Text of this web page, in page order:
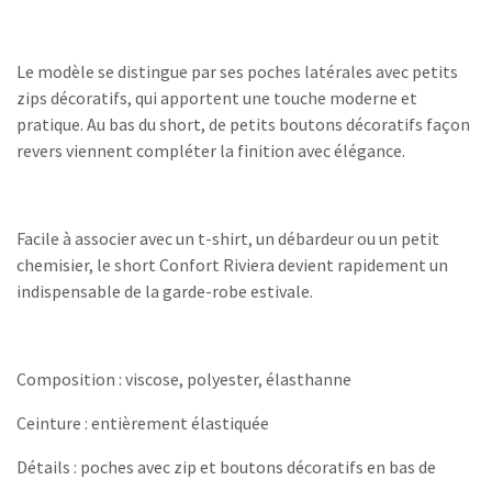
Le modèle se distingue par ses poches latérales avec petits
zips décoratifs, qui apportent une touche moderne et
pratique. Au bas du short, de petits boutons décoratifs façon
revers viennent compléter la finition avec élégance.
Facile à associer avec un t-shirt, un débardeur ou un petit
chemisier, le short Confort Riviera devient rapidement un
indispensable de la garde-robe estivale.
Composition : viscose, polyester, élasthanne
Ceinture : entièrement élastiquée
Détails : poches avec zip et boutons décoratifs en bas de